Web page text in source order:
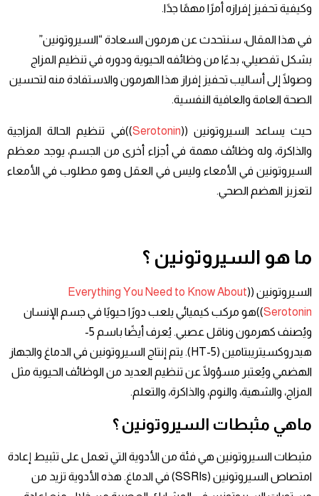
وكيفية تحفيز إفرازه أمرًا مهمًا جدًا.
في هذا المقال، سنتحدث عن هرمون السعادة “السيروتونين”
بشكل تفصيلي، بدءًا من وظائفه الحيوية ودوره في تنظيم المزاج
وصولًا إلى أساليب تحفيز إفراز هذا الهرمون والاستفادة منه لتحسين
الصحة العامة والعافية النفسية.
حيث يساعد السيروتونين ((Serotonin))في تنظيم الحالة المزاجية
والذاكرة، وله وظائف مهمة في أجزاء أخرى من الجسم، يوجد معظم
السيروتونين في الأمعاء وليس في العقل وهو مطلوب في الأمعاء
لتعزيز الهضم الصحي.
ما هو السيروتونين ؟
السيروتونين ((Everything You Need to Know About
Serotonin))هو مركب كيميائي يلعب دورًا حيويًا في جسم الإنسان
ويُصنف كهرمون وناقل عصبي. يُعرف أيضًا باسم 5-
هيدروكسيتريبتامين (5-HT). يتم إنتاج السيروتونين في الدماغ والجهاز
الهضمي ويُعتبر مسؤولًا عن تنظيم العديد من الوظائف الحيوية مثل
المزاج، والشهية، والنوم، والذاكرة، والتعلم.
ماهي مثبطات السيروتونين ؟
مثبطات السيروتونين هي فئة من الأدوية التي تعمل على تثبيط إعادة
امتصاص السيروتونين (SSRIs) في الدماغ. هذه الأدوية تزيد من